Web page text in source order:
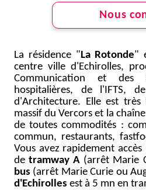
Nous
La résidence "La Rotonde"
centre ville d'Echirolles,
Communication et des
hospitalières, de l'IFTS,
d'Architecture. Elle est très
massif du Vercors et la
de toutes commodités :
commun, restaurants,
Vous avez rapidement
detramway A (arrêt Marie
bus (arrêt Marie Curie ou
d'Echirolles est à 5 mn en